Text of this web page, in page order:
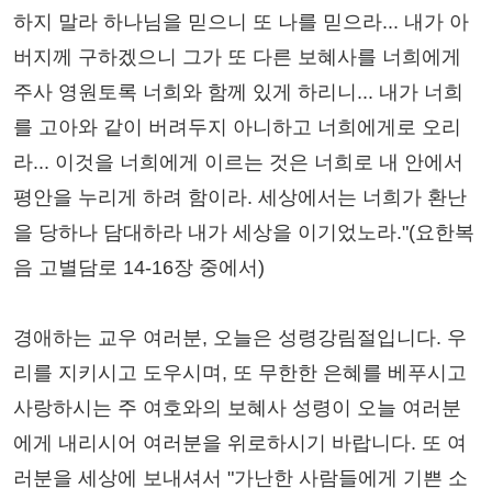
하지 말라 하나님을 믿으니 또 나를 믿으라... 내가 아
버지께 구하겠으니 그가 또 다른 보혜사를 너희에게
주사 영원토록 너희와 함께 있게 하리니... 내가 너희
를 고아와 같이 버려두지 아니하고 너희에게로 오리
라... 이것을 너희에게 이르는 것은 너희로 내 안에서
평안을 누리게 하려 함이라. 세상에서는 너희가 환난
을 당하나 담대하라 내가 세상을 이기었노라."(요한복
음 고별담로 14-16장 중에서)
경애하는 교우 여러분, 오늘은 성령강림절입니다. 우
리를 지키시고 도우시며, 또 무한한 은혜를 베푸시고
사랑하시는 주 여호와의 보혜사 성령이 오늘 여러분
에게 내리시어 여러분을 위로하시기 바랍니다. 또 여
러분을 세상에 보내셔서 "가난한 사람들에게 기쁜 소